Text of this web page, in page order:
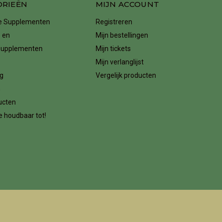
Supplementen
en
houdbaar tot!
MIJN ACCOUNT
Registreren
Mijn bestellingen
Mijn tickets
Mijn verlanglijst
Vergelijk producten